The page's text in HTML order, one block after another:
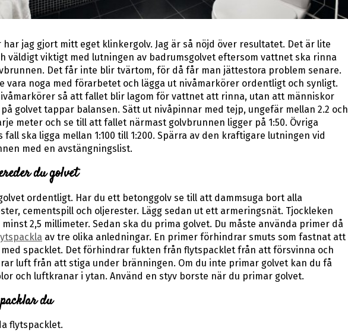
har jag gjort mitt eget klinkergolv. Jag är så nöjd över resultatet. Det är lite
väldigt viktigt med lutningen av badrumsgolvet eftersom vattnet ska rinna
Det får inte blir tvärtom, för då får man jättestora problem senare.
vara noga med förarbetet och lägga ut nivåmarkörer ordentligt och synligt.
så att fallet blir lagom för vattnet att rinna, utan att människor
golvet tappar balansen. Sätt ut nivåpinnar med tejp, ungefär mellan 2.2 och
meter och se till att fallet närmast golvbrunnen ligger på 1:50. Övriga
fall ska ligga mellan 1:100 till 1:200. Spärra av den kraftigare lutningen vid
med en avstängningslist.
du golvet
ordentligt. Har du ett betonggolv se till att dammsuga bort alla
cementspill och oljerester. Lägg sedan ut ett armeringsnät. Tjockleken
minst 2,5 millimeter. Sedan ska du prima golvet. Du måste använda primer då
av tre olika anledningar. En primer förhindrar smuts som fastnat att
med spacklet. Det förhindrar fukten från flytspacklet från att försvinna och
luft från att stiga under bränningen. Om du inte primar golvet kan du få
och luftkranar i ytan. Använd en styv borste när du primar golvet.
du
flytspacklet.